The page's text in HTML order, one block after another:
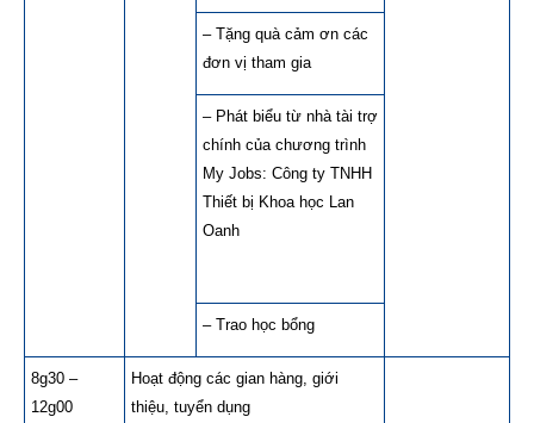
– Tặng quà cảm ơn các
đơn vị tham gia
– Phát biểu từ nhà tài trợ
chính của chương trình
My Jobs: Công ty TNHH
Thiết bị Khoa học Lan
Oanh
– Trao học bổng
8g30 –
12g00
Hoạt động các gian hàng, giới
thiệu, tuyển dụng